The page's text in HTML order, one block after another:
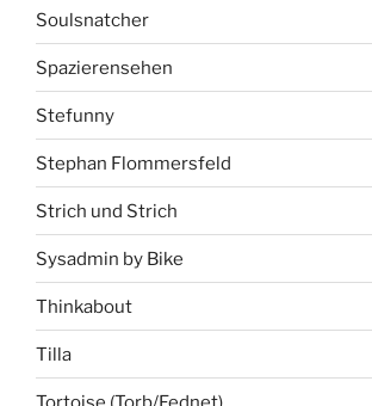
Soulsnatcher
Spazierensehen
Stefunny
Stephan Flommersfeld
Strich und Strich
Sysadmin by Bike
Thinkabout
Tilla